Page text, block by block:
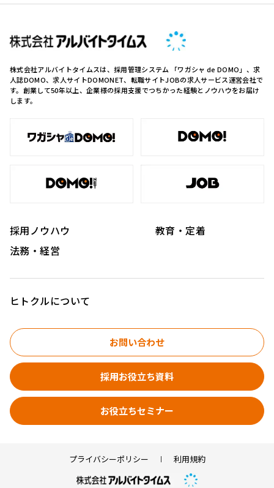
株式会社アルバイトタイムスは、採用管理システム 「ワガシャ de DOMO」、求
人誌DOMO、求人サイトDOMONET、転職サイトJOBの求人サービス運営会社で
す。創業して50年以上、企業様の採用支援でつちかった経験とノウハウをお届け
します。
採用ノウハウ
教育・定着
法務・経営
ヒトクルについて
お問い合わせ
採用お役立ち資料
お役立ちセミナー
プライバシーポリシー 利用規約